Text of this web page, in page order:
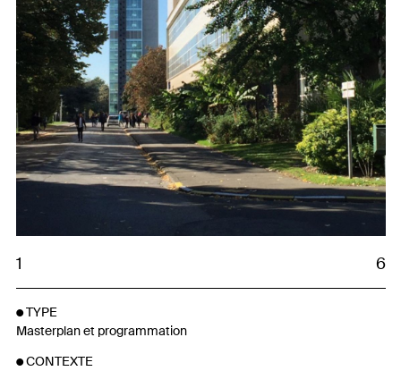
Previous Next
1 6
TYPE
Masterplan et programmation
CONTEXTE